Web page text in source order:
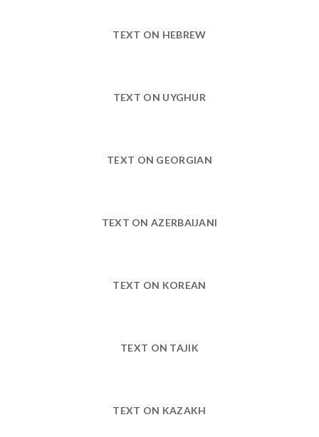
TEXT ON HEBREW
TEXT ON UYGHUR
TEXT ON GEORGIAN
TEXT ON AZERBAIJANI
TEXT ON KOREAN
TEXT ON TAJIK
TEXT ON KAZAKH